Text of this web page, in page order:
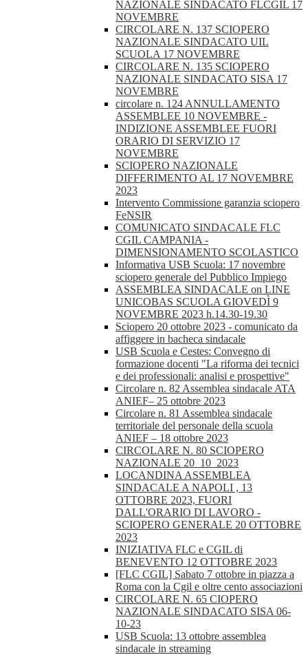
NAZIONALE SINDACATO FLCGIL 17
NOVEMBRE
CIRCOLARE N. 137 SCIOPERO
NAZIONALE SINDACATO UIL
SCUOLA 17 NOVEMBRE
CIRCOLARE N. 135 SCIOPERO
NAZIONALE SINDACATO SISA 17
NOVEMBRE
circolare n. 124 ANNULLAMENTO
ASSEMBLEE 10 NOVEMBRE -
INDIZIONE ASSEMBLEE FUORI
ORARIO DI SERVIZIO 17
NOVEMBRE
SCIOPERO NAZIONALE
DIFFERIMENTO AL 17 NOVEMBRE
2023
Intervento Commissione garanzia sciopero
FeNSIR
COMUNICATO SINDACALE FLC
CGIL CAMPANIA -
DIMENSIONAMENTO SCOLASTICO
Informativa USB Scuola: 17 novembre
sciopero generale del Pubblico Impiego
ASSEMBLEA SINDACALE on LINE
UNICOBAS SCUOLA GIOVEDÌ 9
NOVEMBRE 2023 h.14.30-19.30
Sciopero 20 ottobre 2023 - comunicato da
affiggere in bacheca sindacale
USB Scuola e Cestes: Convegno di
formazione docenti "La riforma dei tecnici
e dei professionali: analisi e prospettive"
Circolare n. 82 Assemblea sindacale ATA
ANIEF– 25 ottobre 2023
Circolare n. 81 Assemblea sindacale
territoriale del personale della scuola
ANIEF – 18 ottobre 2023
CIRCOLARE N. 80 SCIOPERO
NAZIONALE 20_10_2023
LOCANDINA ASSEMBLEA
SINDACALE A NAPOLI , 13
OTTOBRE 2023, FUORI
DALL'ORARIO DI LAVORO -
SCIOPERO GENERALE 20 OTTOBRE
2023
INIZIATIVA FLC e CGIL di
BENEVENTO 12 OTTOBRE 2023
[FLC CGIL] Sabato 7 ottobre in piazza a
Roma con la Cgil e oltre cento associazioni
CIRCOLARE N. 65 CIOPERO
NAZIONALE SINDACATO SISA 06-
10-23
USB Scuola: 13 ottobre assemblea
sindacale in streaming